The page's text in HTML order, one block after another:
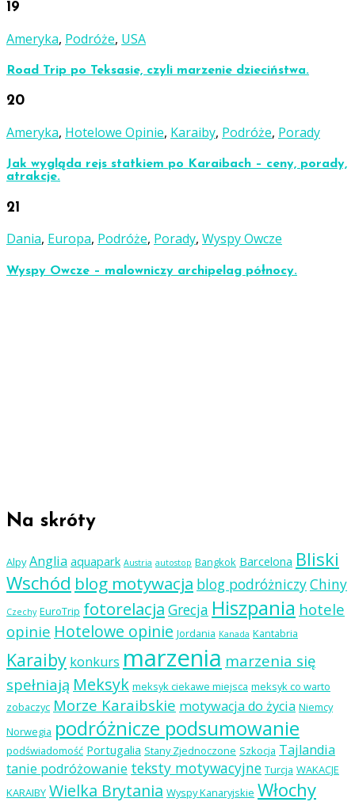
19
Ameryka, Podróże, USA
Road Trip po Teksasie, czyli marzenie dzieciństwa.
20
Ameryka, Hotelowe Opinie, Karaiby, Podróże, Porady
Jak wygląda rejs statkiem po Karaibach – ceny, porady,
atrakcje.
21
Dania, Europa, Podróże, Porady, Wyspy Owcze
Wyspy Owcze – malowniczy archipelag północy.
Na skróty
Alpy Anglia aquapark Austria autostop Bangkok Barcelona Bliski
Wschód blog motywacja blog podróżniczyChiny
Czechy EuroTrip fotorelacja Grecja Hiszpania hotele
opinie Hotelowe opinie Jordania Kanada Kantabria
Karaiby konkurs marzenia marzenia się
spełniają Meksyk meksyk ciekawe miejsca meksyk co warto
zobaczyc Morze Karaibskie motywacja do życia Niemcy
Norwegia podróżnicze podsumowanie
podświadomość Portugalia Stany Zjednoczone Szkocja Tajlandia
tanie podróżowanie teksty motywacyjne Turcja WAKACJE
KARAIBY Wielka Brytania Wyspy Kanaryjskie Włochy